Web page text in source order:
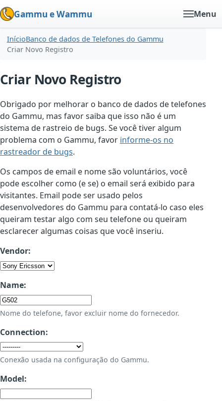
Gammu e Wammu Menu
InícioBanco de dados de Telefones do Gammu
Criar Novo Registro
Criar Novo Registro
Obrigado por melhorar o banco de dados de telefones
do Gammu, mas favor saiba que isso não é um
sistema de rastreio de bugs. Se você tiver algum
problema com o Gammu, favor informe-os no
rastreador de bugs.
Os campos de email e nome são voluntários, você
pode escolher como (e se) o email será exibido para
visitantes. Email pode ser usado pelos
desenvolvedores do Gammu para contatá-lo caso eles
queiram testar algo com seu telefone ou queiram
esclarecer algumas coisas que você inseriu.
Vendor:
Name:
Nome do telefone, favor excluir nome do fornecedor.
Connection:
Conexão usada na configuração do Gammu.
Model: